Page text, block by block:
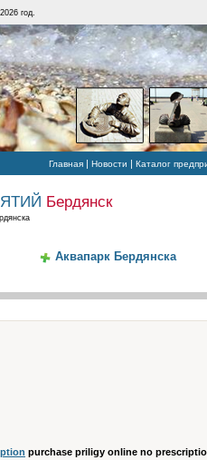
год.
Главная | Новости | Каталог
Бердянск
Аквапарк Бердянска
purchase priligy online no